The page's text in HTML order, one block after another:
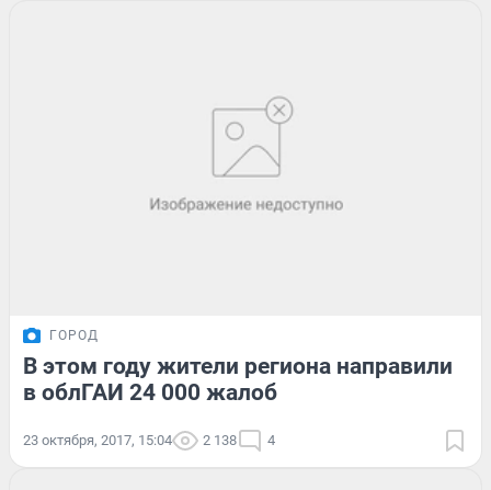
ГОРОД
В этом году жители региона направили
в облГАИ 24 000 жалоб
23 октября, 2017, 15:04 2 138 4